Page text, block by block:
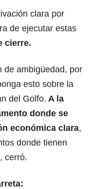
clara por
de ejecutar estas
cierre.
de ambigüedad, por
esto sobre la
del Golfo. A la
donde se
económica clara,
donde tienen
cerró.